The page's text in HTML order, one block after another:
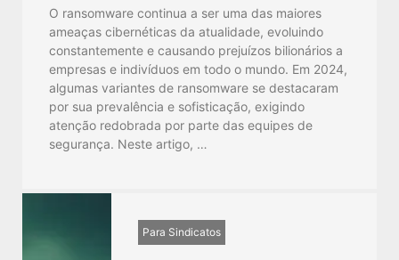
O ransomware continua a ser uma das maiores
ameaças cibernéticas da atualidade, evoluindo
constantemente e causando prejuízos bilionários a
empresas e indivíduos em todo o mundo. Em 2024,
algumas variantes de ransomware se destacaram
por sua prevalência e sofisticação, exigindo
atenção redobrada por parte das equipes de
segurança. Neste artigo, …
Para Sindicatos